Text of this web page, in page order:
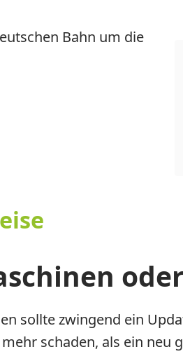
Bahn um die
sollte zwingend ein
schaden, als ein